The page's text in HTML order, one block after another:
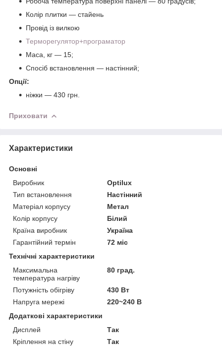
Колір плитки — стайень
Провід із вилкою
Терморегулятор+програматор
Маса, кг — 15;
Спосіб встановлення — настінний;
Опції:
ніжки — 430 грн.
Приховати
Характеристики
Основні
Виробник
Optilux
Тип встановлення
Настінний
Матеріал корпусу
Метал
Колір корпусу
Білий
Країна виробник
Україна
Гарантійний термін
72 міс
Технічні характеристики
Максимальна
температура нагріву
80 град.
Потужність обігріву
430 Вт
Напруга мережі
220~240 В
Додаткові характеристики
Дисплей
Так
Кріплення на стіну
Так